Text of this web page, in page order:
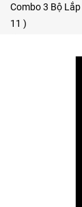
Combo 3 Bộ Lắp
11 )